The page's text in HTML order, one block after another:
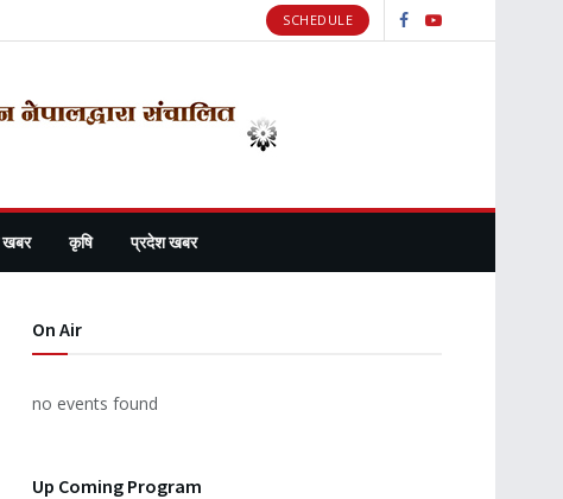
SCHEDULE
खबर कृषि प्रदेश खबर
On Air
no events found
Up Coming Program